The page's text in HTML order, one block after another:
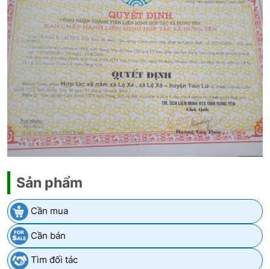
Sản phẩm
Cần mua
Cần bán
Tìm đối tác